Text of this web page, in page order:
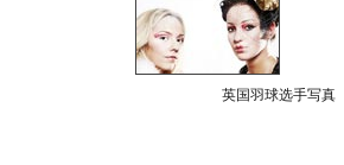
英国羽球选手写真